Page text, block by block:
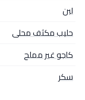
لبن
حليب مكثف محلى
كاجو غير مملح
سكر